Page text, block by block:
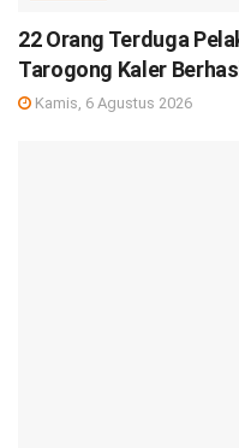
22 Orang Terduga
Tarogong Kaler
Kamis, 6 Agustus 2026